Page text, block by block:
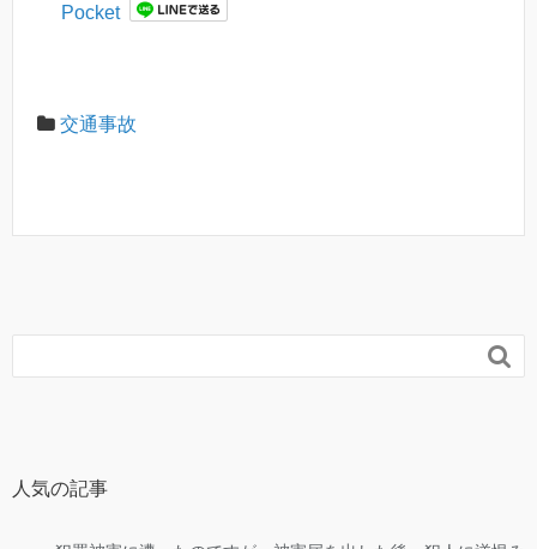
Pocket
交通事故

人気の記事